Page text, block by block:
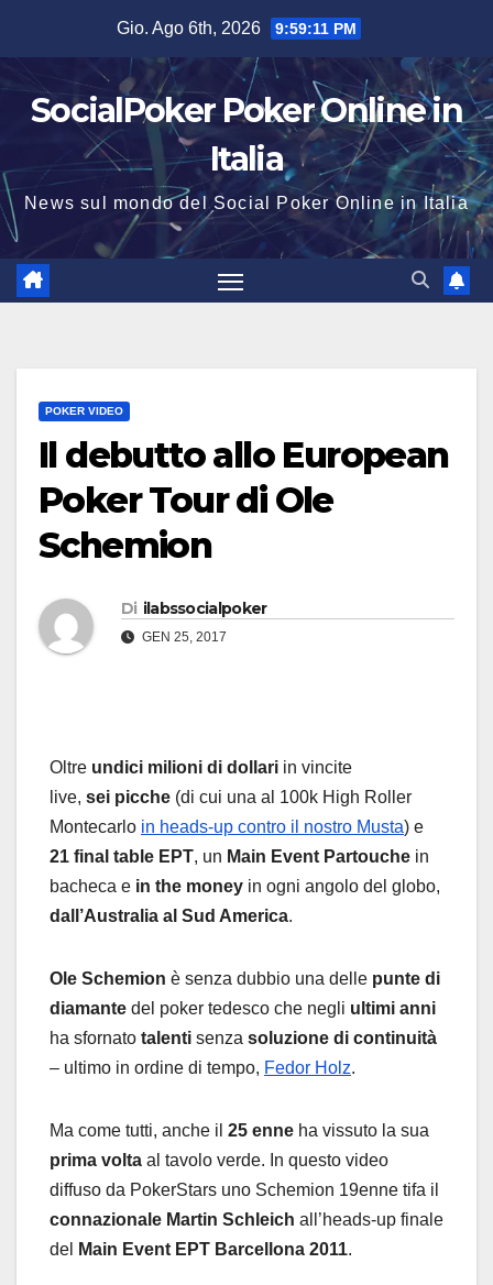
contenuto
Gio. Ago 6th, 2026 9:59:11 PM
SocialPoker Poker Online in
Italia
News sul mondo del Social Poker Online in Italia
POKER VIDEO
Il debutto allo European
Poker Tour di Ole
Schemion
Di ilabssocialpoker
GEN 25, 2017
Oltre undici milioni di dollari in vincite
live, sei picche (di cui una al 100k High Roller
Montecarlo in heads-up contro il nostro Musta) e
21 final table EPT, un Main Event Partouche in
bacheca e in the money in ogni angolo del globo,
dall’Australia al Sud America.
Ole Schemion è senza dubbio una delle punte di
diamante del poker tedesco che negli ultimi anni
ha sfornato talenti senza soluzione di continuità
– ultimo in ordine di tempo, Fedor Holz.
Ma come tutti, anche il 25 enne ha vissuto la sua
prima volta al tavolo verde. In questo video
diffuso da PokerStars uno Schemion 19enne tifa il
connazionale Martin Schleich all’heads-up finale
del
Main Event EPT Barcellona 2011.